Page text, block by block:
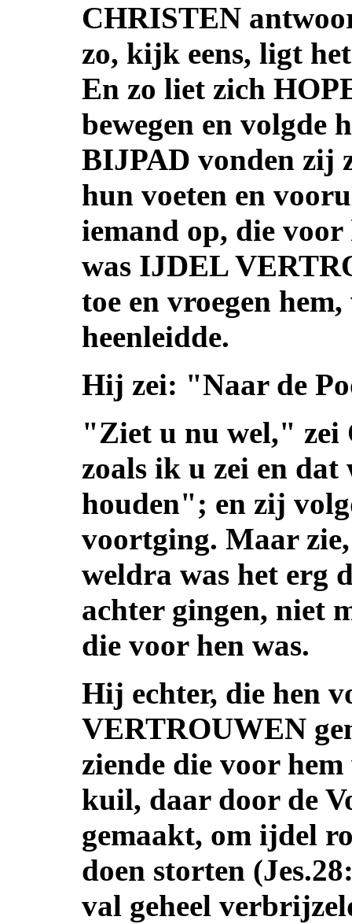
CHRISTEN
zo, kijk eens, ligt
En zo liet zich
bewegen en volgde
BIJPAD vonden zij
hun voeten en
iemand op, die
was IJDEL
toe en vroegen
heenleidde.
Hij zei: "Naar de
"Ziet u nu wel," zei
zoals ik u zei en
houden"; en zij
voortging. Maar
weldra was het erg
achter gingen, niet
die voor hen was.
Hij echter, die hen
VERTROUWEN
ziende die voor
kuil, daar door de
gemaakt, om ijdel
doen storten
val geheel